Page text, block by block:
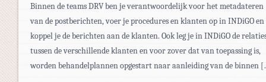
Binnen de teams DRV ben je verantwoordelijk voor het metadateren
van de postberichten, voer je procedures en klanten op in INDiGO en
koppel je de berichten aan de klanten. Ook leg je in INDiGO de
tussen de verschillende klanten en voor zover dat van toepassing is,
worden behandelplannen opgestart naar aanleiding van de binnen